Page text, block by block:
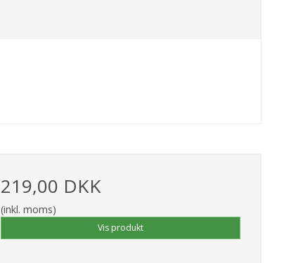
219,00 DKK
(inkl. moms)
Vis produkt